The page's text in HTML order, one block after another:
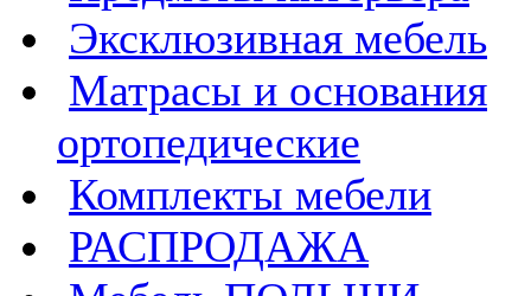
Эксклюзивная мебель
Матрасы и основания
ортопедические
Комплекты мебели
РАСПРОДАЖА